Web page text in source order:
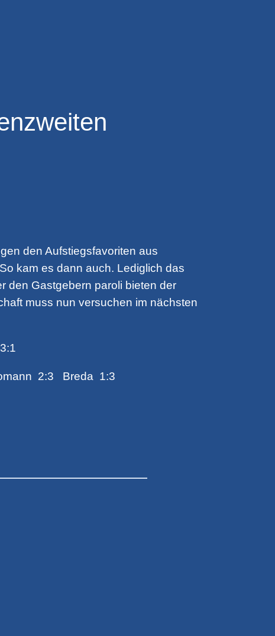
den Aufstiegsfavoriten aus
kam es dann auch. Lediglich das
den Gastgebern paroli bieten der
muss nun versuchen im nächsten
2:3 Breda 1:3